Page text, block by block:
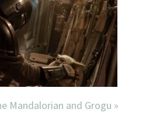
Mandalorian and Grogu »